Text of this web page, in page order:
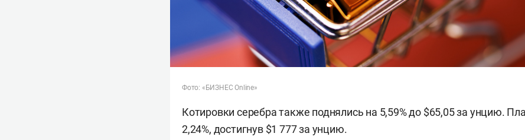
Фото: «БИЗНЕС Online»
Котировки серебра также поднялись на 5,59% до $65,05 за унцию.
2,24%, достигнув $1 777 за унцию.